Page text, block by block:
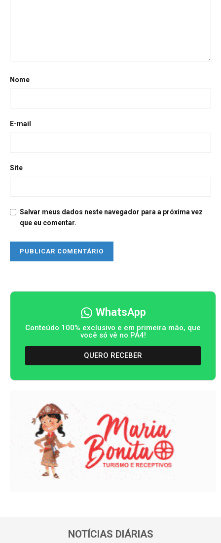
Nome
E-mail
Site
Salvar meus dados neste navegador para a próxima vez
que eu comentar.
WhatsApp
Conteúdo 100% exclusivo e em primeira mão, que
você só vê no PA4!
QUERO RECEBER
NOTÍCIAS DIÁRIAS